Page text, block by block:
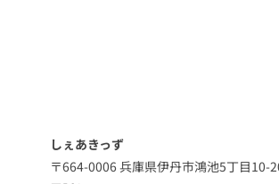
しぇあきっず
〒664-0006 兵庫県伊丹市鴻池5丁目10-